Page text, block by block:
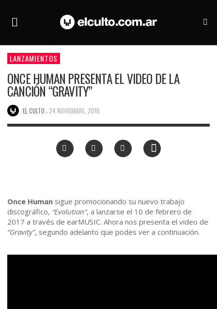
LANZAMIENTOS
ONCE HUMAN PRESENTA EL VIDEO DE LA
CANCIÓN “GRAVITY”
EL CULTO 24 NOVIEMBRE, 2016
Once Human sigue promocionando su nuevo trabajo
discográfico, “Evolution”, a lanzarse el 10 de febrero de
2017 a través de earMUSIC. Ahora nos presenta el video de
“Gravity”, segundo adelanto que podes ver a continuación.